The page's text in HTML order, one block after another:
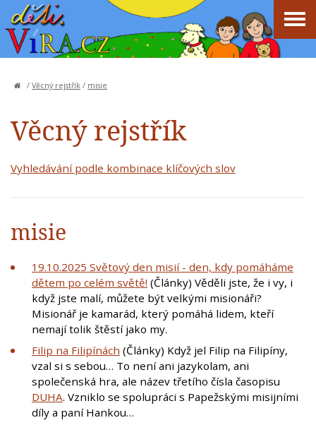
/ Věcný rejstřík / misie
Věcný rejstřík
Vyhledávání podle kombinace klíčových slov
misie
19.10.2025 Světový den misií - den, kdy pomáháme
dětem po celém světě! (Články) Věděli jste, že i vy, i
když jste malí, můžete být velkými misionáři?
Misionář je kamarád, který pomáhá lidem, kteří
nemají tolik štěstí jako my.
Filip na Filipínách (Články) Když jel Filip na Filipíny,
vzal si s sebou… To není ani jazykolam, ani
společenská hra, ale název třetího čísla časopisu
DUHA. Vzniklo se spolupráci s Papežskými misijními
díly a paní Hankou…